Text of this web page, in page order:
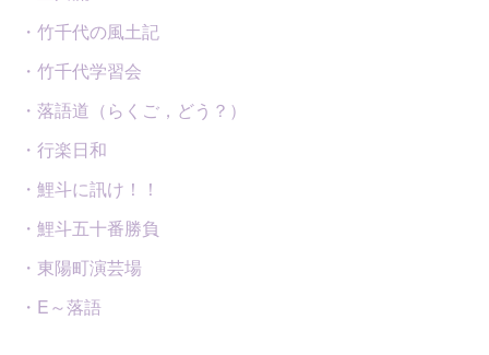
・竹千代の風土記
・竹千代学習会
・落語道（らくご，どう？）
・行楽日和
・鯉斗に訊け！！
・鯉斗五十番勝負
・東陽町演芸場
・E～落語